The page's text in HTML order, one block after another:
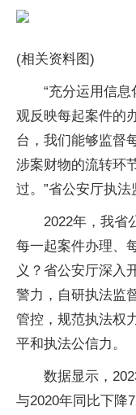
(相关资料图)
“充分运用信
观反映每起案件的
台，我们能够监督
涉案财物的流转环
过。”省公安厅执法
2022年，我省
每一起案件办理、
义？省公安厅深入
警力，自研执法监
管控，规范执法权
平和执法公信力。
数据显示，
与2020年同比下降